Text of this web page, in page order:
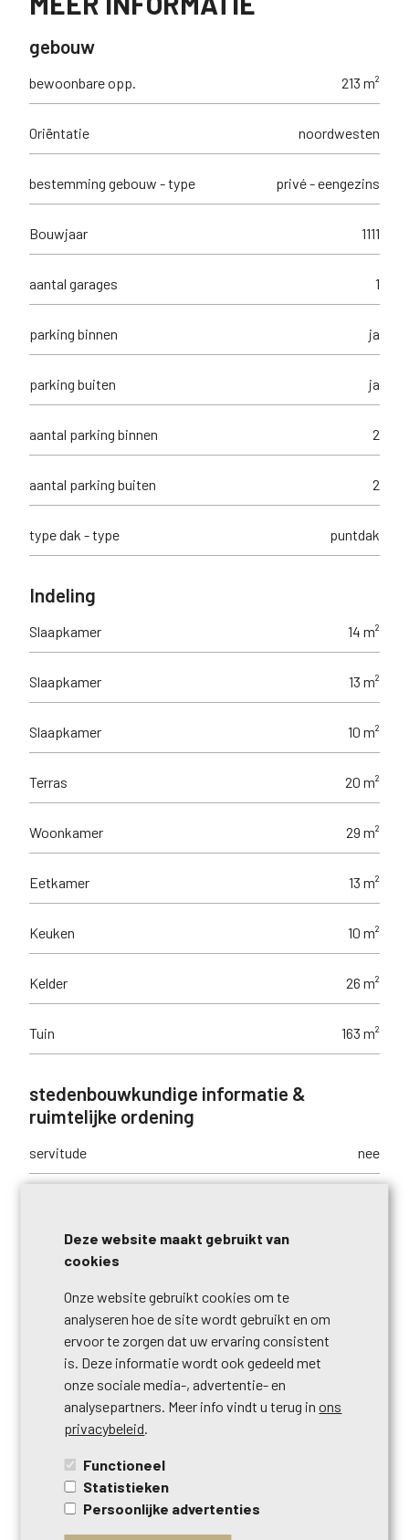
gebouw
bewoonbare opp. 213 m²
Oriëntatie noordwesten
bestemming gebouw - type privé - eengezins
Bouwjaar 1111
aantal garages 1
parking binnen ja
parking buiten ja
aantal parking binnen 2
aantal parking buiten 2
type dak - type puntdak
Indeling
Slaapkamer 14 m²
Slaapkamer 13 m²
Slaapkamer 10 m²
Terras 20 m²
Woonkamer 29 m²
Eetkamer 13 m²
Keuken 10 m²
Kelder 26 m²
Tuin 163 m²
stedenbouwkundige informatie &
ruimtelijke ordening
servitude nee
bouwvergunning
verkavelingvergunning
bestemming gebouw - type
voorkooprecht
dagvaarding
Deze website maakt gebruikt van
cookies
Onze website gebruikt cookies om te
analyseren hoe de site wordt gebruikt en om
ervoor te zorgen dat uw ervaring consistent
is. Deze informatie wordt ook gedeeld met
onze sociale media-, advertentie- en
analysepartners. Meer info vindt u terug in ons
privacybeleid
Functioneel
Statistieken
Persoonlijke advertenties